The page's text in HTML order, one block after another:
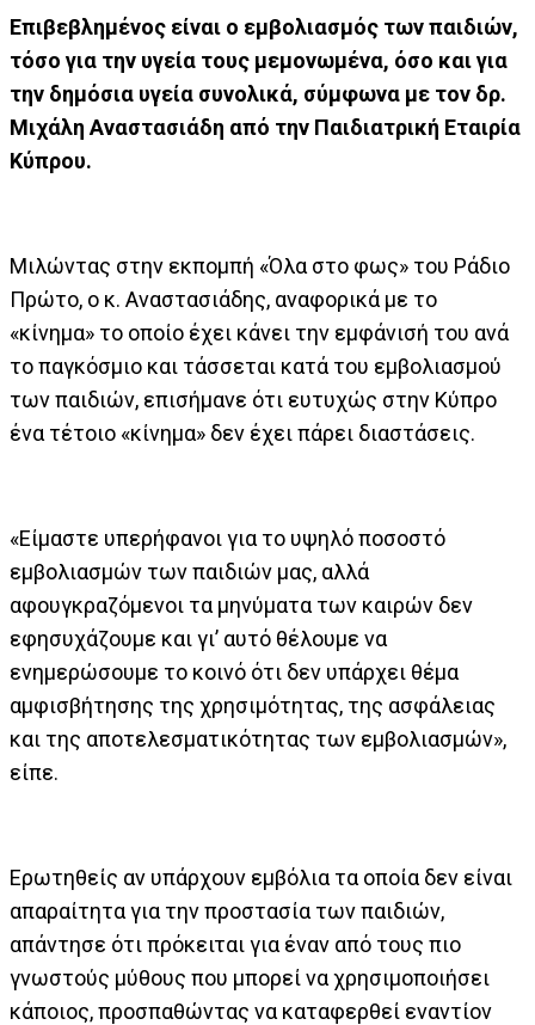
Επιβεβλημένος είναι ο εμβολιασμός των παιδιών,
τόσο για την υγεία τους μεμονωμένα, όσο και για
την δημόσια υγεία συνολικά, σύμφωνα με τον δρ.
Μιχάλη Αναστασιάδη από την Παιδιατρική Εταιρία
Κύπρου.
Μιλώντας στην εκπομπή «Όλα στο φως» του Ράδιο
Πρώτο, ο κ. Αναστασιάδης, αναφορικά με το
«κίνημα» το οποίο έχει κάνει την εμφάνισή του ανά
το παγκόσμιο και τάσσεται κατά του εμβολιασμού
των παιδιών, επισήμανε ότι ευτυχώς στην Κύπρο
ένα τέτοιο «κίνημα» δεν έχει πάρει διαστάσεις.
«Είμαστε υπερήφανοι για το υψηλό ποσοστό
εμβολιασμών των παιδιών μας, αλλά
αφουγκραζόμενοι τα μηνύματα των καιρών δεν
εφησυχάζουμε και γι’ αυτό θέλουμε να
ενημερώσουμε το κοινό ότι δεν υπάρχει θέμα
αμφισβήτησης της χρησιμότητας, της ασφάλειας
και της αποτελεσματικότητας των εμβολιασμών»,
είπε.
Ερωτηθείς αν υπάρχουν εμβόλια τα οποία δεν είναι
απαραίτητα για την προστασία των παιδιών,
απάντησε ότι πρόκειται για έναν από τους πιο
γνωστούς μύθους που μπορεί να χρησιμοποιήσει
κάποιος, προσπαθώντας να καταφερθεί εναντίον